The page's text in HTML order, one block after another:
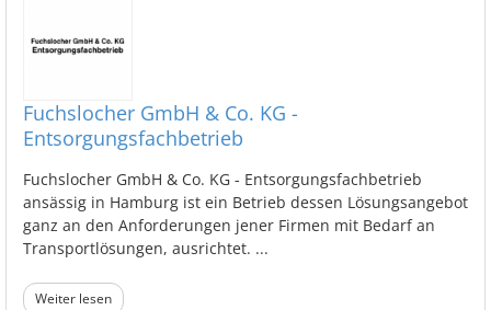
Fuchslocher GmbH & Co. KG -
Entsorgungsfachbetrieb
Fuchslocher GmbH & Co. KG - Entsorgungsfachbetrieb
ansässig in Hamburg ist ein Betrieb dessen Lösungsangebot
ganz an den Anforderungen jener Firmen mit Bedarf an
Transportlösungen, ausrichtet. ...
Weiter lesen